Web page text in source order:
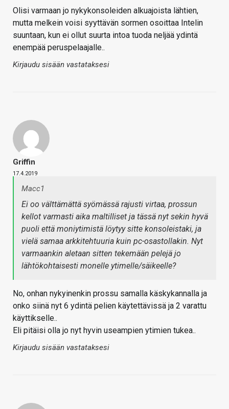
Olisi varmaan jo nykykonsoleiden alkuajoista lähtien,
mutta melkein voisi syyttävän sormen osoittaa Intelin
suuntaan, kun ei ollut suurta intoa tuoda neljää ydintä
enempää peruspelaajalle..
Kirjaudu sisään vastataksesi
Griffin
17.4.2019
Macc1
Ei oo välttämättä syömässä rajusti virtaa, prossun
kellot varmasti aika maltilliset ja tässä nyt sekin hyvä
puoli että moniytimistä löytyy sitte konsoleistaki, ja
vielä samaa arkkitehtuuria kuin pc-osastollakin. Nyt
varmaankin aletaan sitten tekemään pelejä jo
lähtökohtaisesti monelle ytimelle/säikeelle?
No, onhan nykyinenkin prossu samalla käskykannalla ja
onko siinä nyt 6 ydintä pelien käytettävissä ja 2 varattu
käyttikselle..
Eli pitäisi olla jo nyt hyvin useampien ytimien tukea..
Kirjaudu sisään vastataksesi